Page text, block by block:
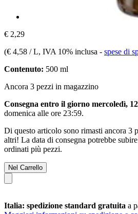
€ 2,29
(€ 4,58 / L, IVA 10% inclusa - spese di
Contenuto: 500 ml
Ancora 3 pezzi in magazzino
Consegna entro il giorno mercoledì,
domenica alle ore 23:59.
Di questo articolo sono rimasti ancora 3
altri! La data di consegna potrebbe
ordinati più pezzi.
Nel Carrello
Italia: spedizione standard gratuita a